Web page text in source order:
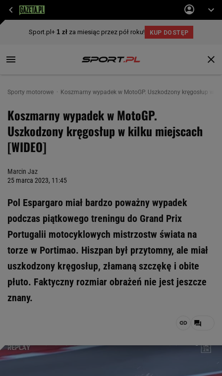
Sporty motorowe Koszmarny wypadek w MotoGP. Uszkodzony kręgosłup w
Koszmarny wypadek w MotoGP.
Uszkodzony kręgosłup w kilku miejscach
[WIDEO]
Marcin Jaz
25 marca 2023, 11:45
Pol Espargaro miał bardzo poważny wypadek
podczas piątkowego treningu do Grand Prix
Portugalii motocyklowych mistrzostw świata na
torze w Portimao. Hiszpan był przytomny, ale miał
uszkodzony kręgosłup, złamaną szczękę i obite
płuto. Faktyczny rozmiar obrażeń nie jest jeszcze
znany.